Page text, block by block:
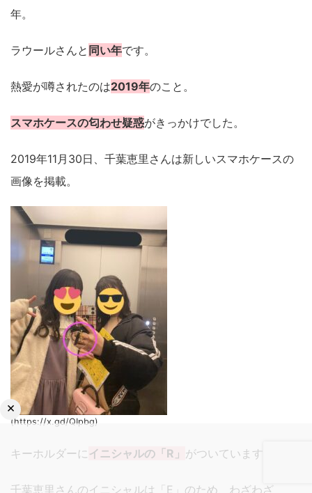
年。
ラウールさんと 同い年です。
熱愛が噂されたのは2019年のこと。
スマホケースの匂わせ疑惑がきっかけでした。
2019年11月30日、千葉恵里さんは新しいスマホケースの
画像を掲載。
(https://x.gd/QIpbg)
キーホルダーに イニシャルの「R」 がついていますね。
千葉恵里さんのイニシャルは「E」のため、わざわざ
×